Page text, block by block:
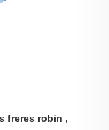
freres robin ,